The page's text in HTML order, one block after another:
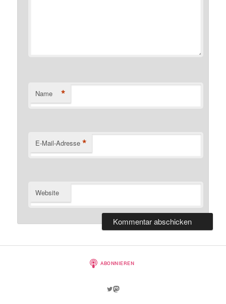
Name *
E-Mail-Adresse *
Website
Twitter
Mastodon